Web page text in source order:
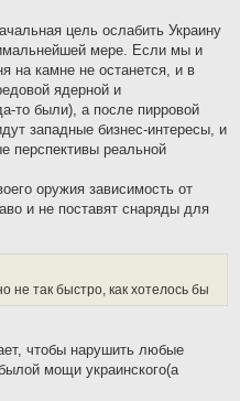
цель ослабить Украину
мере. Если мы и
на камне не останется, и в
ядерной и
то были), а после пирровой
западные бизнес-интересы, и
перспективы реальной
оружия зависимость от
и не поставят снаряды для
не так быстро, как хотелось бы
чтобы нарушить любые
мощи украинского(а